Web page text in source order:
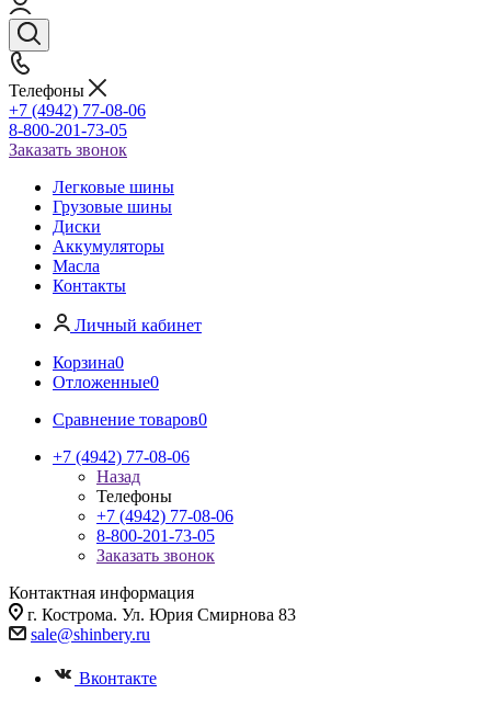
Телефоны
+7 (4942) 77-08-06
8-800-201-73-05
Заказать звонок
Легковые шины
Грузовые шины
Диски
Аккумуляторы
Масла
Контакты
Личный кабинет
Корзина0
Отложенные0
Сравнение товаров0
+7 (4942) 77-08-06
Назад
Телефоны
+7 (4942) 77-08-06
8-800-201-73-05
Заказать звонок
Контактная информация
г. Кострома. Ул. Юрия Смирнова 83
sale@shinbery.ru
Вконтакте